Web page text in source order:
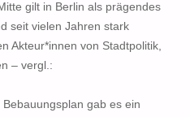
gilt in Berlin als prägendes
seit vielen Jahren stark
Akteur*innen von Stadtpolitik,
– vergl.:
gab es ein